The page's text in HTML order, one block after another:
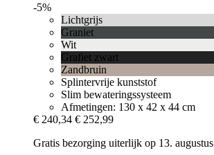
-5%
Lichtgrijs
Graniet
Wit
Grafiet zwart
Zandbruin
Splintervrije kunststof
Slim bewateringssysteem
Afmetingen: 130 x 42 x 44 cm
€ 240,34 € 252,99
Gratis bezorging uiterlijk op 13. augustus